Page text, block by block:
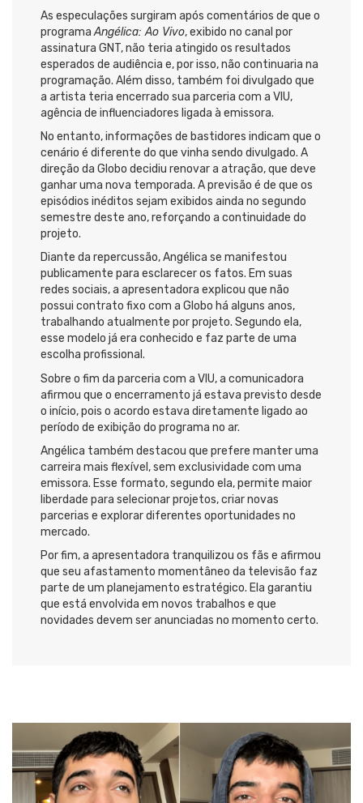
As especulações surgiram após comentários de que o
programaAngélica: Ao Vivo, exibido no canal por
assinatura GNT, não teria atingido os resultados
esperados de audiência e, por isso, não continuaria na
programação. Além disso, também foi divulgado que
a artista teria encerrado sua parceria com a VIU,
agência de influenciadores ligada à emissora.
No entanto, informações de bastidores indicam que o
cenário é diferente do que vinha sendo divulgado. A
direção da Globo decidiu renovar a atração, que deve
ganhar uma nova temporada. A previsão é de que os
episódios inéditos sejam exibidos ainda no segundo
semestre deste ano, reforçando a continuidade do
projeto.
Diante da repercussão, Angélica se manifestou
publicamente para esclarecer os fatos. Em suas
redes sociais, a apresentadora explicou que não
possui contrato fixo com a Globo há alguns anos,
trabalhando atualmente por projeto. Segundo ela,
esse modelo já era conhecido e faz parte de uma
escolha profissional.
Sobre o fim da parceria com a VIU, a comunicadora
afirmou que o encerramento já estava previsto desde
o início, pois o acordo estava diretamente ligado ao
período de exibição do programa no ar.
Angélica também destacou que prefere manter uma
carreira mais flexível, sem exclusividade com uma
emissora. Esse formato, segundo ela, permite maior
liberdade para selecionar projetos, criar novas
parcerias e explorar diferentes oportunidades no
mercado.
Por fim, a apresentadora tranquilizou os fãs e afirmou
que seu afastamento momentâneo da televisão faz
parte de um planejamento estratégico. Ela garantiu
que está envolvida em novos trabalhos e que
novidades devem ser anunciadas no momento certo.